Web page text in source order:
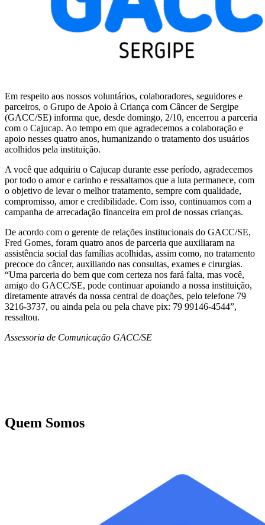
Em respeito aos nossos voluntários, colaboradores, seguidores e
parceiros, o Grupo de Apoio à Criança com Câncer de Sergipe
(GACC/SE) informa que, desde domingo, 2/10, encerrou a parceria
com o Cajucap. Ao tempo em que agradecemos a colaboração e
apoio nesses quatro anos, humanizando o tratamento dos usuários
acolhidos pela instituição.
A você que adquiriu o Cajucap durante esse período, agradecemos
por todo o amor e carinho e ressaltamos que a luta permanece, com
o objetivo de levar o melhor tratamento, sempre com qualidade,
compromisso, amor e credibilidade. Com isso, continuamos com a
campanha de arrecadação financeira em prol de nossas crianças.
De acordo com o gerente de relações institucionais do GACC/SE,
Fred Gomes, foram quatro anos de parceria que auxiliaram na
assistência social das famílias acolhidas, assim como, no tratamento
precoce do câncer, auxiliando nas consultas, exames e cirurgias.
“Uma parceria do bem que com certeza nos fará falta, mas você,
amigo do GACC/SE, pode continuar apoiando a nossa instituição,
diretamente através da nossa central de doações, pelo telefone 79
3216-3737, ou ainda pela ou pela chave pix: 79 99146-4544”,
ressaltou.
Assessoria de Comunicação GACC/SE
Quem Somos